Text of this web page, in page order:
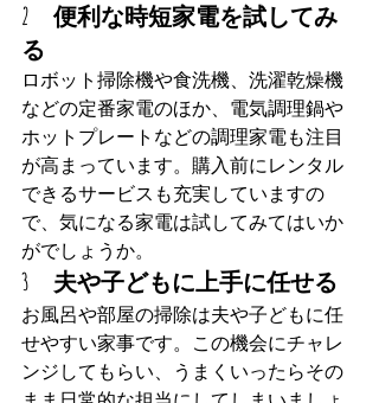
2　便利な時短家電を試してみ
る
ロボット掃除機や食洗機、洗濯乾燥機
などの定番家電のほか、電気調理鍋や
ホットプレートなどの調理家電も注目
が高まっています。購入前にレンタル
できるサービスも充実していますの
で、気になる家電は試してみてはいか
がでしょうか。
3　夫や子どもに上手に任せる
お風呂や部屋の掃除は夫や子どもに任
せやすい家事です。この機会にチャレ
ンジしてもらい、うまくいったらその